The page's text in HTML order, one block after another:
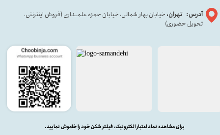
آدرس: تهران، خیابان بهار شمالی، خیابان حمزه علمــداری (فروش اینترنتی،
تحویل حضوری)
برای مشاهده نماد اعتبار الکترونیک، فیلتر شکن خود را خاموش نمایید.